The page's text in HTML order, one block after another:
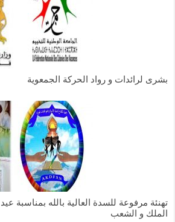
بشرى لرائدات و رواد الحركة الجمعوية
تهنئة مرفوعة للسدة العالية بالله
الملك و الشعب